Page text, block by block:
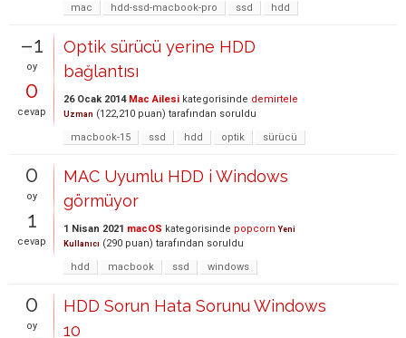
mac
hdd-ssd-macbook-pro ssd hdd
–1
oy
0
cevap
Optik sürücü yerine HDD
bağlantısı
26 Ocak 2014 Mac Ailesi kategorisinde demirtele
Uzman (122,210 puan) tarafından soruldu
macbook-15
ssd hdd optik sürücü
0
oy
1
cevap
MAC Uyumlu HDD i Windows
görmüyor
1 Nisan 2021 macOS kategorisinde popcorn Yeni
Kullanıcı (290 puan) tarafından soruldu
hdd
macbook ssd windows
0
oy
HDD Sorun Hata Sorunu Windows
10